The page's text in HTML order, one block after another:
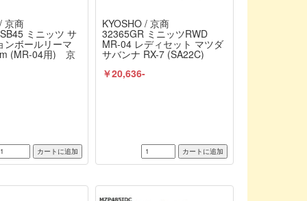
京商
ミニッツ サ
ンボールリーマ
(MR-04用) 京
KYOSHO / 京商
32365GR ミニッツRWD
MR-04 レディセット マツダ
サバンナ RX-7 (SA22C)
ウィナー No.7” 完成品 京
￥20,636-